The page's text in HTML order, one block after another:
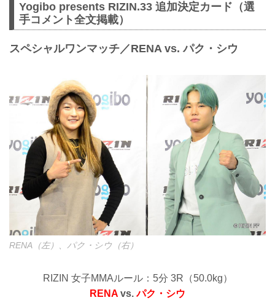
Yogibo presents RIZIN.33 追加決定カード（選
手コメント全文掲載）
スペシャルワンマッチ／RENA vs. パク・シウ
RENA（左）、パク・シウ（右）
RIZIN 女子MMAルール：5分 3R（50.0kg）
RENA vs.パク・シウ